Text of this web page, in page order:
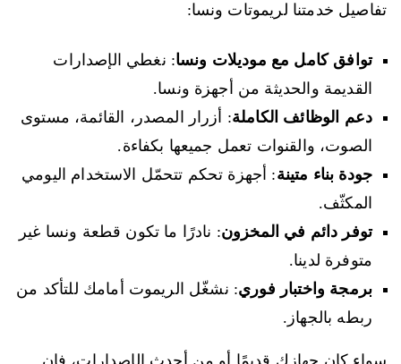
تفاصيل خدمتنا لريموتات ونسا:
توافق كامل مع موديلات ونسا: نغطي الإصدارات
القديمة والحديثة من أجهزة ونسا.
دعم الوظائف الكاملة: أزرار المصدر، القائمة، مستوى
الصوت، والقنوات تعمل جميعها بكفاءة.
جودة بناء متينة: أجهزة تحكم تتحمّل الاستخدام اليومي
المكثّف.
توفر دائم في المخزون: نادرًا ما تكون قطعة ونسا غير
متوفرة لدينا.
برمجة واختبار فوري: نشغّل الريموت أمامك للتأكد من
ربطه بالجهاز.